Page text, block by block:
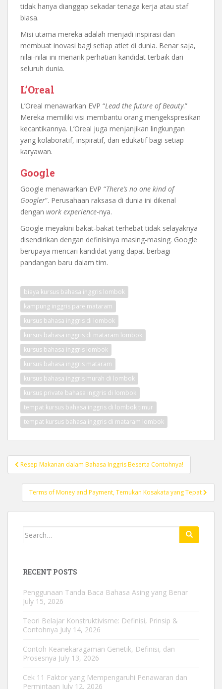
tidak hanya dianggap sekadar tenaga kerja atau staf
biasa.
Misi utama mereka adalah menjadi inspirasi dan
membuat inovasi bagi setiap atlet di dunia. Benar saja,
nilai-nilai ini menarik perhatian kandidat terbaik dari
seluruh dunia.
L’Oreal
L’Oreal menawarkan EVP “Lead the future of Beauty.”
Mereka memiliki visi membantu orang mengekspresikan
kecantikannya. L’Oreal juga menjanjikan lingkungan
yang kolaboratif, inspiratif, dan edukatif bagi setiap
karyawan.
Google
Google menawarkan EVP “There’s no one kind of
Googler”. Perusahaan raksasa di dunia ini dikenal
dengan work experience-nya.
Google meyakini bakat-bakat terhebat tidak selayaknya
disendirikan dengan definisinya masing-masing. Google
berupaya mencari kandidat yang dapat berbagi
pandangan baru dalam tim.
biaya kursus bahasa inggris lombok
kampung inggris pare mataram
kursus bahasa inggris di lombok
kursus bahasa inggris di mataram lombok
kursus bahasa inggris lombok
kursus bahasa inggris mataram
kursus bahasa inggris murah di lombok
kursus private bahasa inggris di lombok
tempat kursus bahasa inggris di lombok timur
tempat kursus bahasa inggris di mataram lombok
Post
navigation
Resep Makanan dalam Bahasa Inggris Beserta Contohnya!
Terms of Money and Payment, Temukan Kosakata yang Tepat
Search
RECENT POSTS
Penggunaan Tanda Baca Bahasa Asing yang Benar
July 15, 2026
Teori Belajar Konstruktivisme: Definisi, Prinsip &
Contohnya July 14, 2026
Contoh Keanekaragaman Genetik, Definisi, dan
Prosesnya July 13, 2026
Cek 11 Faktor yang Mempengaruhi Penawaran dan
Permintaan July 12, 2026